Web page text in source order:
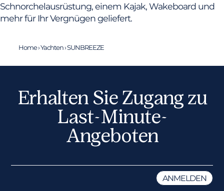
Schnorchelausrüstung, einem Kajak, Wakeboard und
mehr für Ihr Vergnügen geliefert.
Home›Yachten›SUNBREEZE
Erhalten Sie Zugang zu
Last-Minute-
Angeboten